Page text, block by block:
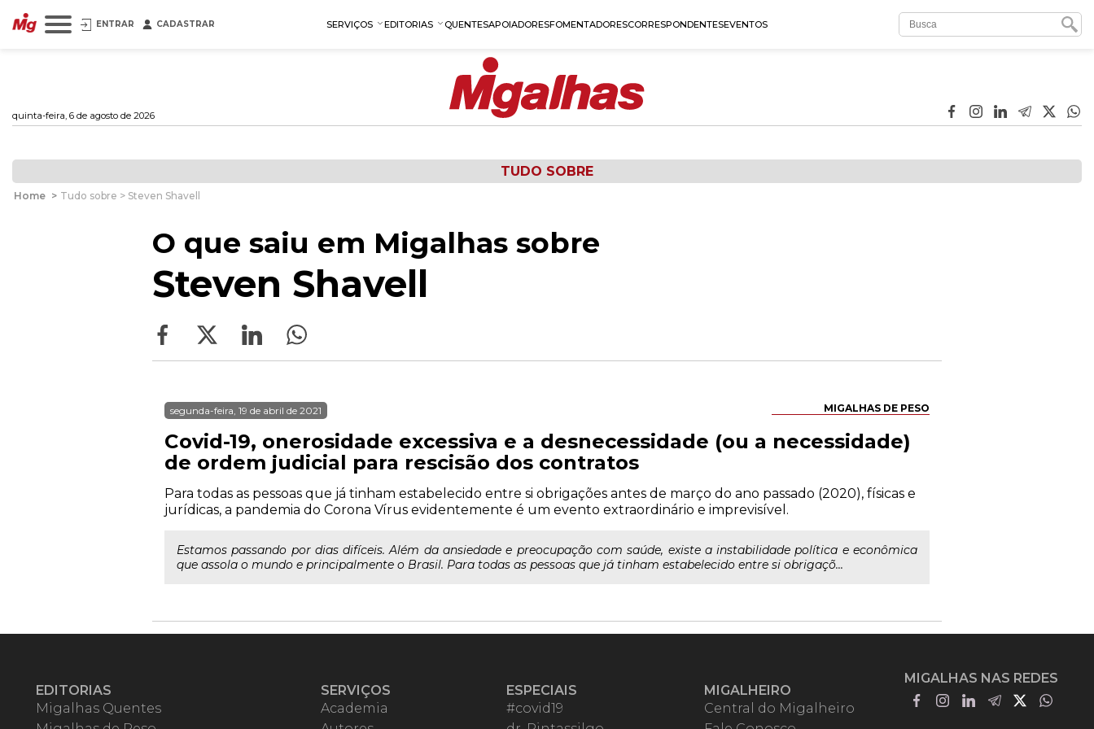
ENTRAR CADASTRAR SERVIÇOS EDITORIAS QUENTESAPOIADORESFOMENTADORESCORRESPONDENTESEVENTOS
quinta-feira, 6 de agosto de 2026
TUDO SOBRE
Home > Tudo sobre > Steven Shavell
O que saiu em Migalhas sobre
Steven Shavell
MIGALHAS DE PESO
segunda-feira, 19 de abril de 2021
Covid-19, onerosidade excessiva e a desnecessidade (ou a necessidade)
de ordem judicial para rescisão dos contratos
Para todas as pessoas que já tinham estabelecido entre si obrigações antes de março do ano passado (2020), físicas e
jurídicas, a pandemia do Corona Vírus evidentemente é um evento extraordinário e imprevisível.
Estamos passando por dias difíceis. Além da ansiedade e preocupação com saúde, existe a instabilidade política e econômica
que assola o mundo e principalmente o Brasil. Para todas as pessoas que já tinham estabelecido entre si obrigaçõ...
EDITORIAS
Migalhas Quentes
SERVIÇOS
Academia
ESPECIAIS
#covid19
MIGALHEIRO
Central do Migalheiro
MIGALHAS NAS REDES